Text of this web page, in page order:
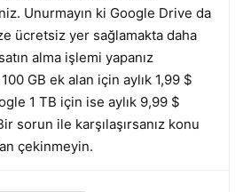
Unurmayın ki Google Drive da
ücretsiz yer sağlamakta daha
alma işlemi yapanız
GB ek alan için aylık 1,99 $
1 TB için ise aylık 9,99 $
sorun ile karşılaşırsanız konu
çekinmeyin.